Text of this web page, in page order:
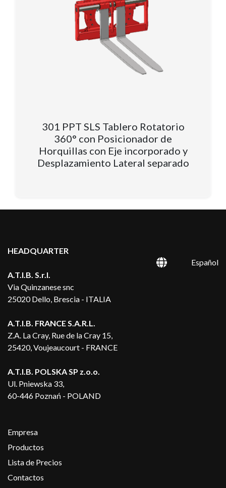
301 PPT SLS Tablero Rotatorio
360° con Posicionador de
Horquillas con Eje incorporado y
Desplazamiento Lateral separado
HEADQUARTER
Español
A.T.I.B. S.r.l.
Via Quinzanese snc
25020 Dello, Brescia - ITALIA
A.T.I.B. FRANCE S.A.R.L.
Z.A. La Cray, Rue de la Cray 15,
25420, Voujeaucourt - FRANCE
A.T.I.B. POLSKA SP z.o.o.
Ul. Pniewska 33,
60-446 Poznań - POLAND
Empresa
Productos
Lista de Precios
Contactos